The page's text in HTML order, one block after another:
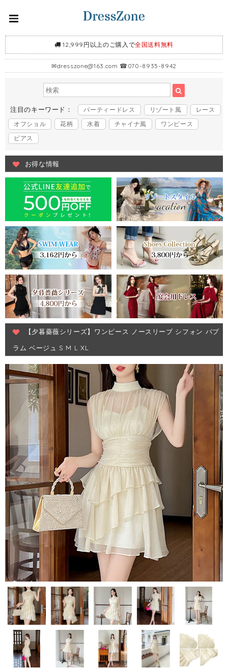
12,999円以上のご購入で全国送料無料
✉dresszone@163.com ☎070-8935-8942
注目のキーワード： パーティードレス リゾート風
レース
オフショル
花柄 水着 チャイナ風
ワンピース
ピアス
お得な情報
【夕暮薔薇シリーズ】ワンピース ノースリーブ シフォン パプ
ラム ベージュ S M L XL